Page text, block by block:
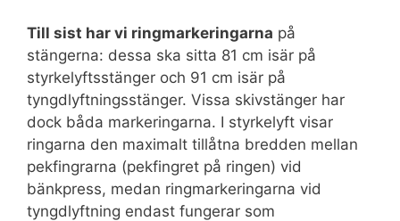
Till sist har vi ringmarkeringarna på
stängerna: dessa ska sitta 81 cm isär på
styrkelyftsstänger och 91 cm isär på
tyngdlyftningsstänger. Vissa skivstänger har
dock båda markeringarna. I styrkelyft visar
ringarna den maximalt tillåtna bredden mellan
pekfingrarna (pekfingret på ringen) vid
bänkpress, medan ringmarkeringarna vid
tyngdlyftning endast fungerar som